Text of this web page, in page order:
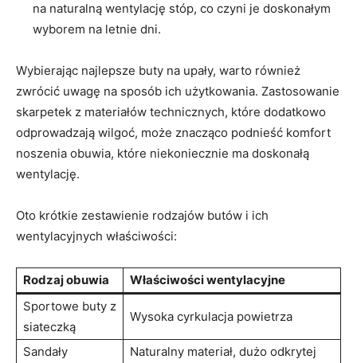
na naturalną wentylację‍ stóp, ⁤co czyni je doskonałym
wyborem na letnie dni.
Wybierając ​najlepsze buty na upały, warto⁢ również
zwrócić uwagę na sposób ich ‌użytkowania. Zastosowanie
skarpetek z materiałów technicznych, które dodatkowo
odprowadzają ⁣wilgoć,‌ może znacząco‍ podnieść komfort
noszenia‍ obuwia, które niekoniecznie ma⁢ doskonałą
wentylację.
Oto ‍krótkie zestawienie​ rodzajów butów i ⁤ich
wentylacyjnych właściwości:
Rodzaj obuwia
Właściwości wentylacyjne
Sportowe buty z
siateczką
Wysoka⁣ cyrkulacja powietrza
Sandały
Naturalny materiał, dużo odkrytej